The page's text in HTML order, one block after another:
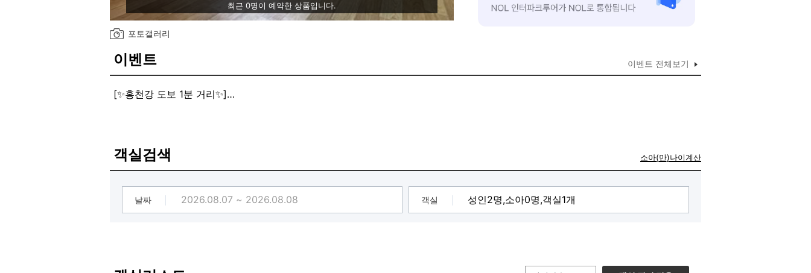
최근 0명이 예약한 상품입니다.
포토갤러리
이벤트 이벤트 전체보기
[✨홍천강 도보 1분 거리✨]
객실검색 소아(만)나이계산
날짜 객실